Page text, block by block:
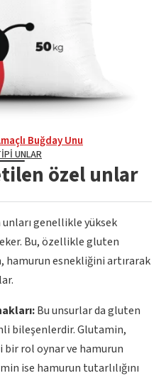
Buğday Unu
UNLAR
özel unlar
unları genellikle yüksek
Bu, özellikle gluten
hamurun esnekliğini artırarak
Bu unsurlar da gluten
bileşenlerdir. Glutamin,
rol oynar ve hamurun
ise hamurun tutarlılığını